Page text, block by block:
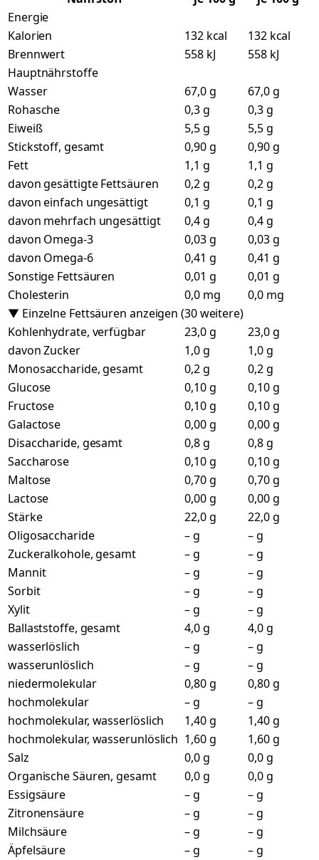
Energie
Kalorien
132 kcal
132 kcal
Brennwert
558 kJ
558 kJ
Hauptnährstoffe
Wasser
67,0 g
67,0 g
Rohasche
0,3 g
0,3 g
Eiweiß
5,5 g
5,5 g
Stickstoff, gesamt
0,90 g
0,90 g
Fett
1,1 g
1,1 g
davon gesättigte Fettsäuren
0,2 g
0,2 g
davon einfach ungesättigt
0,1 g
0,1 g
davon mehrfach ungesättigt
0,4 g
0,4 g
davon Omega-3
0,03 g
0,03 g
davon Omega-6
0,41 g
0,41 g
Sonstige Fettsäuren
0,01 g
0,01 g
Cholesterin
0,0 mg
0,0 mg
▼ Einzelne Fettsäuren anzeigen (30 weitere)
Kohlenhydrate, verfügbar
23,0 g
23,0 g
davon Zucker
1,0 g
1,0 g
Monosaccharide, gesamt
0,2 g
0,2 g
Glucose
0,10 g
0,10 g
Fructose
0,10 g
0,10 g
Galactose
0,00 g
0,00 g
Disaccharide, gesamt
0,8 g
0,8 g
Saccharose
0,10 g
0,10 g
Maltose
0,70 g
0,70 g
Lactose
0,00 g
0,00 g
Stärke
22,0 g
22,0 g
Oligosaccharide
– g
– g
Zuckeralkohole, gesamt
– g
– g
Mannit
– g
– g
Sorbit
– g
– g
Xylit
– g
– g
Ballaststoffe, gesamt
4,0 g
4,0 g
wasserlöslich
– g
– g
wasserunlöslich
– g
– g
niedermolekular
0,80 g
0,80 g
hochmolekular
– g
– g
hochmolekular, wasserlöslich
1,40 g
1,40 g
hochmolekular, wasserunlöslich 1,60 g
1,60 g
Salz
0,0 g
0,0 g
Organische Säuren, gesamt
0,0 g
0,0 g
Essigsäure
– g
– g
Zitronensäure
– g
– g
Milchsäure
– g
– g
Äpfelsäure
– g
– g